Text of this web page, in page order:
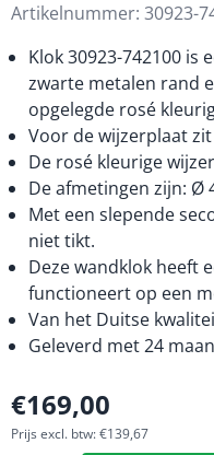
Artikelnummer: 30923-
Klok 30923-742100 is
zwarte metalen rand
opgelegde rosé
Voor de wijzerplaat
De rosé kleurige
De afmetingen zijn: Ø
Met een slepende
niet tikt.
Deze wandklok heeft
functioneert op een
Van het Duitse
Geleverd met 24
€169,00
Prijs excl. btw:€139,67